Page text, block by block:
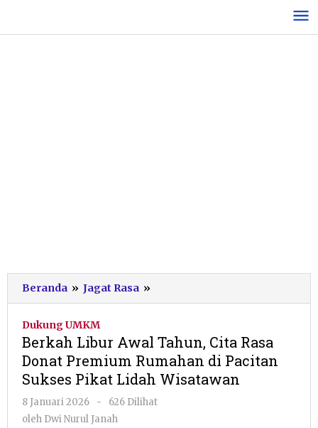
konten
Beranda » Jagat Rasa »
Libur
Cita
Rasa
Donat
Rumahan
Dukung UMKM
Berkah Libur Awal Tahun, Cita Rasa
Donat Premium Rumahan di Pacitan
Sukses Pikat Lidah Wisatawan
8 Januari 2026
oleh
Dwi
-
626 Dilihat
oleh Dwi Nurul Janah